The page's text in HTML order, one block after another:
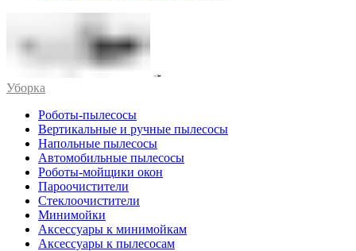
Уборка
Роботы-пылесосы
Вертикальные и ручные пылесосы
Напольные пылесосы
Автомобильные пылесосы
Роботы-мойщики окон
Пароочистители
Стеклоочистители
Минимойки
Аксессуары к минимойкам
Аксессуары к пылесосам